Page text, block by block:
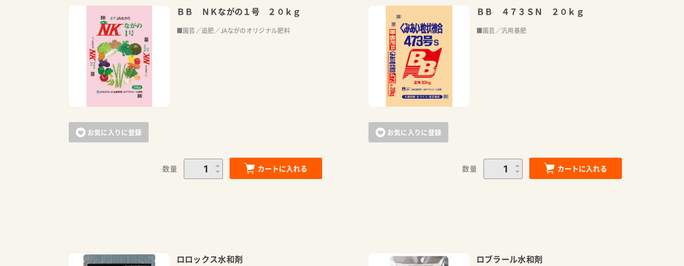
お気に入りに登録
ＢＢ ＮＫながの１号 ２０ｋｇ
■園芸／追肥／JAながのオリジナル肥料
数量 カートに入れる
お気に入りに登録
ＢＢ ４７３ＳＮ ２０ｋｇ
■園芸／汎用基肥
数量 カートに入れる
ロロックス水和剤 ロブラール水和剤